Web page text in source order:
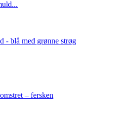
- blå med grønne strøg
– fersken